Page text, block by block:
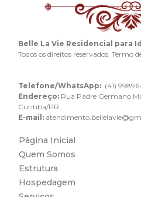
Belle La Vie Residencial para
Todos os direitos reservados. Termo
Telefone/WhatsApp: (41)
Endereço: Rua Padre Germano
Curitiba/PR
E-mail:
Página Inicial
Quem Somos
Estrutura
Hospedagem